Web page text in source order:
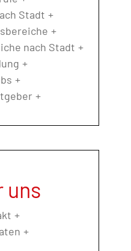
Stadt
nach Stadt
uns